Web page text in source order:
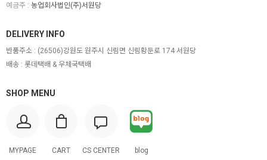
예금주 : 농업회사법인(주)서원당
SHOP MENU
MYPAGE CART CS CENTER blog
DELIVERY INFO
반품주소 : (26506)강원도 원주시 신림면 신림황둔로 174 서원당
배송 : 롯데택배 & 우체국택배